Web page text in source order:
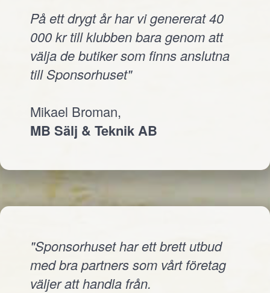
På ett drygt år har vi genererat 40
000 kr till klubben bara genom att
välja de butiker som finns anslutna
till Sponsorhuset"
Mikael Broman,
MB Sälj & Teknik AB
"Sponsorhuset har ett brett utbud
med bra partners som vårt företag
väljer att handla från.